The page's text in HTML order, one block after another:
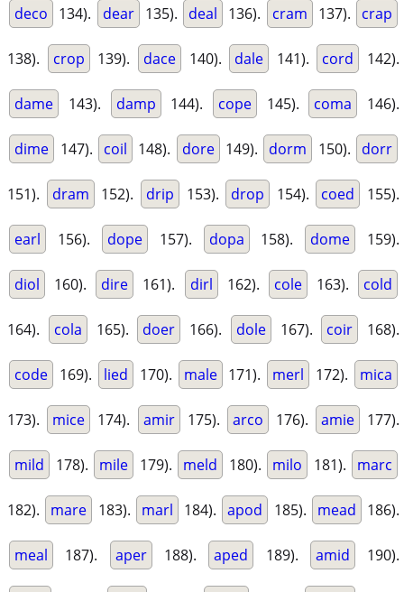
deco 134). dear 135). deal 136). cram 137). crap
138). crop 139). dace 140). dale 141). cord 142).
dame 143). damp 144). cope 145). coma 146).
dime 147). coil 148). dore 149). dorm 150). dorr
151). dram 152). drip 153). drop 154). coed 155).
earl 156). dope 157). dopa 158). dome 159).
diol 160). dire 161). dirl 162). cole 163). cold
164). cola 165). doer 166). dole 167). coir 168).
code 169). lied 170). male 171). merl 172). mica
173). mice 174). amir 175). arco 176). amie 177).
mild 178). mile 179). meld 180). milo 181). marc
182). mare 183). marl 184). apod 185). mead 186).
meal 187). aper 188). aped 189). amid 190).